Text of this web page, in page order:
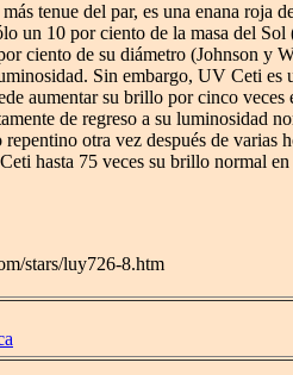
tenue del par, es una enana roja
un 10 por ciento de la masa del Sol
ciento de su diámetro (Johnson y
Sin embargo, UV Ceti es
aumentar su brillo por cinco veces
de regreso a su luminosidad
otra vez después de varias
hasta 75 veces su brillo normal
stars/luy726-8.htm